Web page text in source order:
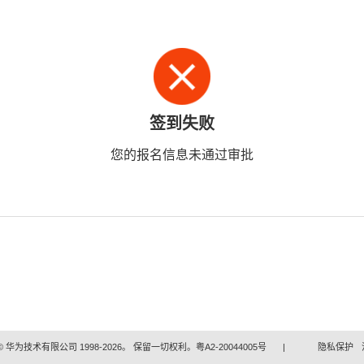
签到失败
您的报名信息未通过审批
华为技术有限公司 1998-2026。 保留一切权利。粤A2-20044005号 | 隐私保护